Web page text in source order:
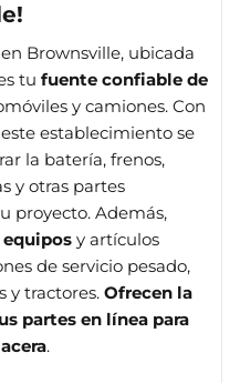
Brownsville, ubicada
tu fuente confiable de
y camiones. Con
este establecimiento se
la batería, frenos,
y otras partes
proyecto. Además,
y artículos
de servicio pesado,
y tractores. Ofrecen la
partes en línea para
.